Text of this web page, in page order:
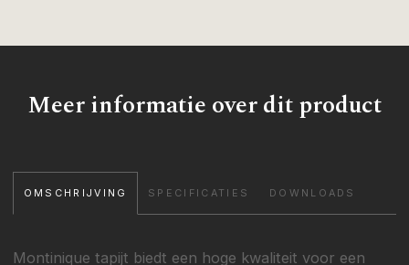
Meer informatie over dit product
OMSCHRIJVING SPECIFICATIES DOWNLOADS
Montinique tapijt biedt een hoge kwaliteit voor een